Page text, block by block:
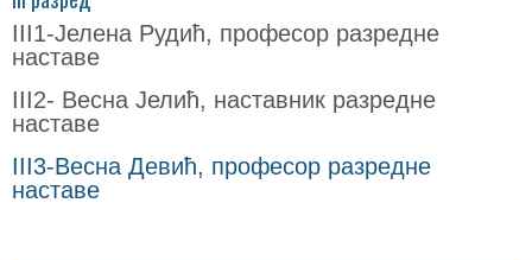
III1-Јелена Рудић, професор разредне
наставе
III2- Весна Јелић, наставник разредне
наставе
III3-Весна Девић, професор разредне
наставе